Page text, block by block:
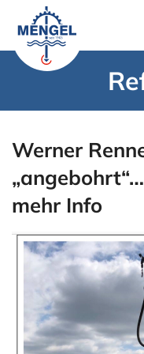
Inhalt
springen
Erdwärme
Wassertechnik
Pumpenservice
Unternehmen
Über uns
Team Mengel
Technik
Werner
mehr Info